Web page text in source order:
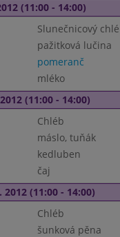
(11:00 - 14:00)
Slunečnicový
pažitková lučina
pomeranč
mléko
(11:00 - 14:00)
Chléb
máslo, tuňák
kedluben
čaj
(11:00 - 14:00)
Chléb
šunková pěna